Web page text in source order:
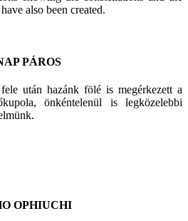
also been created.
PÁROS
után hazánk fölé is megérkezett a
önkéntelenül is legközelebbi
OPHIUCHI